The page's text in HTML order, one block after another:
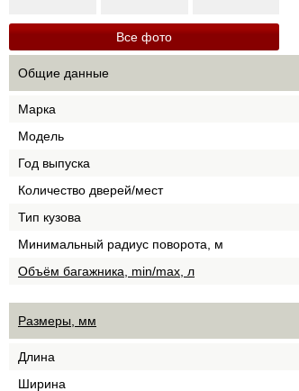
Все фото
Общие данные
Марка
Модель
Год выпуска
Количество дверей/мест
Тип кузова
Минимальный радиус поворота, м
Объём багажника, min/max, л
Размеры, мм
Длина
Ширина